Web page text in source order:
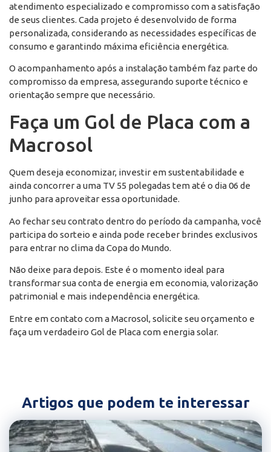
atendimento especializado e compromisso com a satisfação
de seus clientes. Cada projeto é desenvolvido de forma
personalizada, considerando as necessidades específicas de
consumo e garantindo máxima eficiência energética.
O acompanhamento após a instalação também faz parte do
compromisso da empresa, assegurando suporte técnico e
orientação sempre que necessário.
Faça um Gol de Placa com a
Macrosol
Quem deseja economizar, investir em sustentabilidade e
ainda concorrer a uma TV 55 polegadas tem até o dia 06 de
junho para aproveitar essa oportunidade.
Ao fechar seu contrato dentro do período da campanha, você
participa do sorteio e ainda pode receber brindes exclusivos
para entrar no clima da Copa do Mundo.
Não deixe para depois. Este é o momento ideal para
transformar sua conta de energia em economia, valorização
patrimonial e mais independência energética.
Entre em contato com a Macrosol, solicite seu orçamento e
faça um verdadeiro Gol de Placa com energia solar.
Artigos que podem te interessar